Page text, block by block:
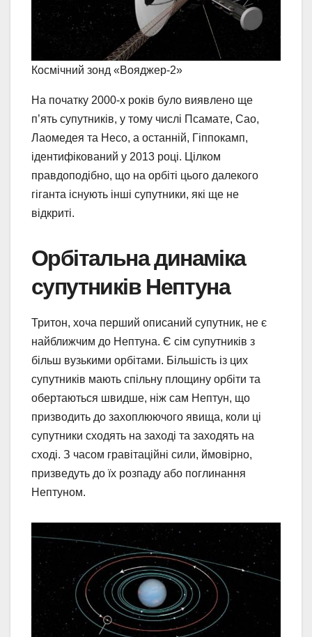
Космічний зонд «Вояджер-2»
На початку 2000-х років було виявлено ще
п’ять супутників, у тому числі Псамате, Сао,
Лаомедея та Несо, а останній, Гіппокамп,
ідентифікований у 2013 році. Цілком
правдоподібно, що на орбіті цього далекого
гіганта існують інші супутники, які ще не
відкриті.
Орбітальна динаміка
супутників Нептуна
Тритон, хоча перший описаний супутник, не є
найближчим до Нептуна. Є сім супутників з
більш вузькими орбітами. Більшість із цих
супутників мають спільну площину орбіти та
обертаються швидше, ніж сам Нептун, що
призводить до захоплюючого явища, коли ці
супутники сходять на заході та заходять на
сході. З часом гравітаційні сили, ймовірно,
призведуть до їх розпаду або поглинання
Нептуном.